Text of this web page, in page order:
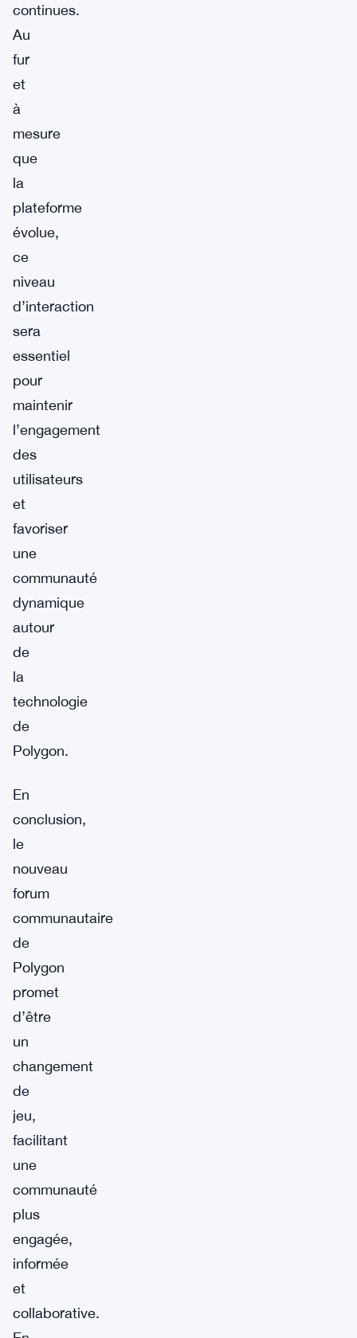
continues.
Au
fur
et
à
mesure
que
la
plateforme
évolue,
ce
niveau
d’interaction
sera
essentiel
pour
maintenir
l’engagement
des
utilisateurs
et
favoriser
une
communauté
dynamique
autour
de
la
technologie
de
Polygon.
En
conclusion,
le
nouveau
forum
communautaire
de
Polygon
promet
d’être
un
changement
de
jeu,
facilitant
une
communauté
plus
engagée,
informée
et
collaborative.